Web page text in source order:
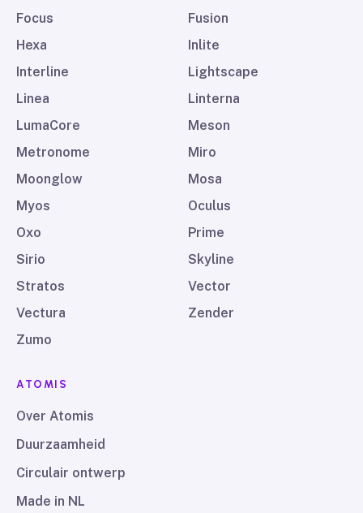
Focus
Fusion
Hexa
Inlite
Interline
Lightscape
Linea
Linterna
LumaCore
Meson
Metronome
Miro
Moonglow
Mosa
Myos
Oculus
Oxo
Prime
Sirio
Skyline
Stratos
Vector
Vectura
Zender
Zumo
ATOMIS
Over Atomis
Duurzaamheid
Circulair ontwerp
Made in NL